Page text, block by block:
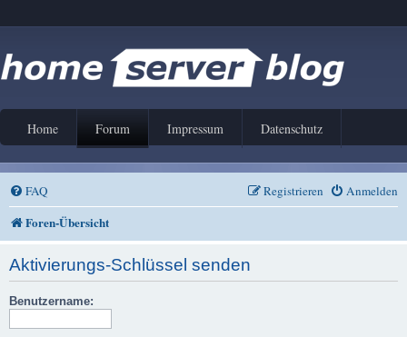
Home Forum Impressum Datenschutz
FAQ Anmelden
Registrieren
Foren-Übersicht
Aktivierungs-Schlüssel senden
Benutzername: